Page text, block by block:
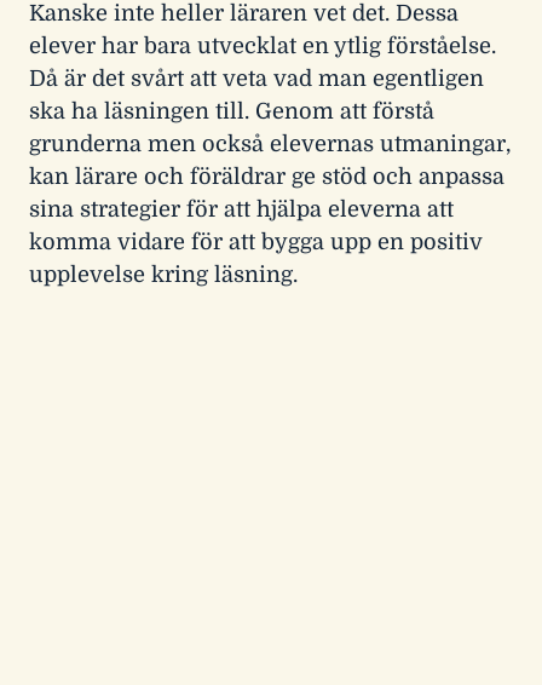
Kanske inte heller läraren vet det. Dessa
elever har bara utvecklat en ytlig förståelse.
Då är det svårt att veta vad man egentligen
ska ha läsningen till. Genom att förstå
grunderna men också elevernas utmaningar,
kan lärare och föräldrar ge stöd och anpassa
sina strategier för att hjälpa eleverna att
komma vidare för att bygga upp en positiv
upplevelse kring läsning.